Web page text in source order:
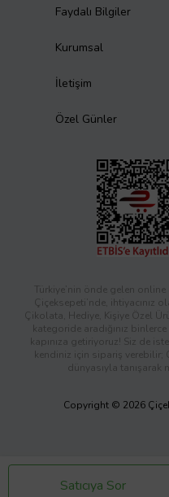
Satıcıya Sor
Faydalı Bilgiler
Kurumsal
İletişim
Özel Günler
Türkiye’nin önde gelen
Çiçeksepeti’nde, ihtiyacınız
Çikolata, Hediye, Kişiye Özel
kategoride aradığınız
kapınıza getiriyoruz! Siz de
kendiniz için sipariş verebilir;
dünyasıyla
Copyright © 2026